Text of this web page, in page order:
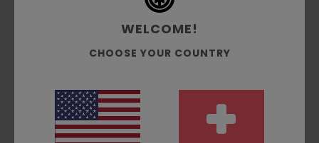
WELCOME!
CHOOSE YOUR COUNTRY